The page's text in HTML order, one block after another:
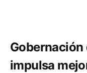
Gobernación
impulsa